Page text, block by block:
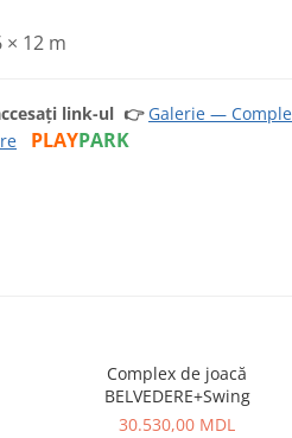
× 12 m
link-ul 👉 Galerie —
PLAYPARK
Complex de joacă
BELVEDERE+Swing
30.530,00 MDL